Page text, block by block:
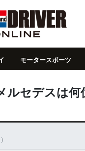
モータースポーツ
ルセデスは何